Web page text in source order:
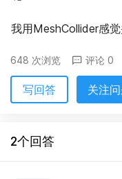
我用MeshCollider感
648 次浏览 评论 0
写回答 关注
2个回答